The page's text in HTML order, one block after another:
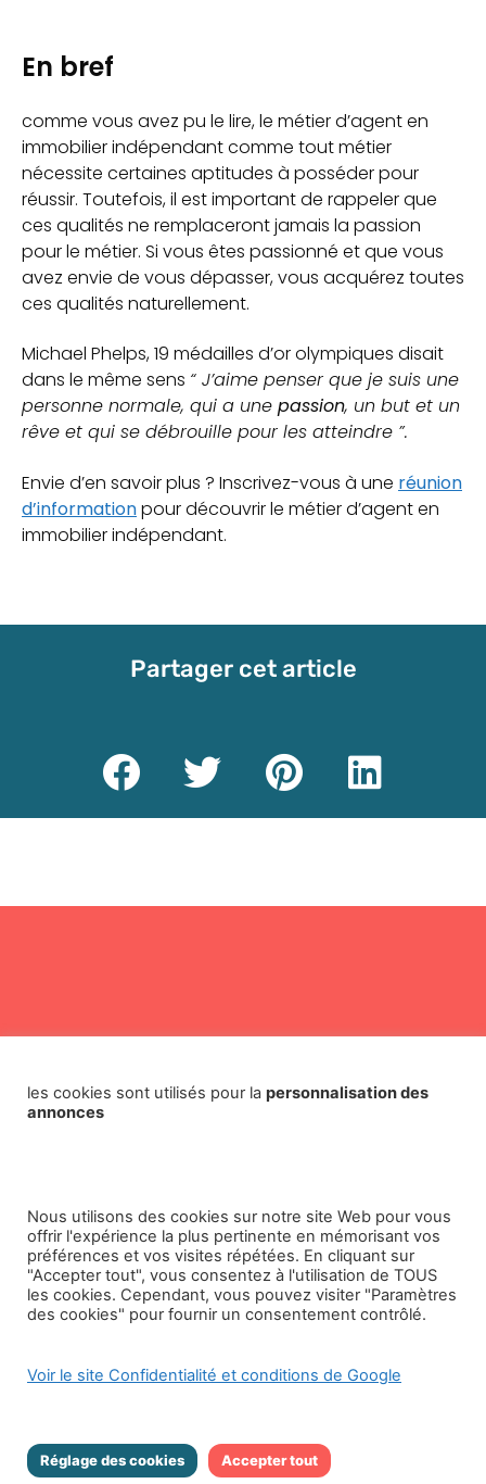
En bref
comme vous avez pu le lire, le métier d’agent en
immobilier indépendant comme tout métier
nécessite certaines aptitudes à posséder pour
réussir. Toutefois, il est important de rappeler que
ces qualités ne remplaceront jamais la passion
pour le métier. Si vous êtes passionné et que vous
avez envie de vous dépasser, vous acquérez toutes
ces qualités naturellement.
Michael Phelps, 19 médailles d’or olympiques disait
dans le même sens “ J’aime penser que je suis une
personne normale, qui a une passion, un but et un
rêve et qui se débrouille pour les atteindre ”.
Envie d’en savoir plus ? Inscrivez-vous à une réunion
d’informationpour découvrir le métier d’agent en
immobilier indépendant.
Partager cet article
Restez informé
avec notre newsletter
J'accepte de recevoir des offres commerciales
de NAOS
NAOS immobilier à stocker et traiter les données
renseignements demandés.
les cookies sont utilisés pour la personnalisation des
annonces
Nous utilisons des cookies sur notre site Web pour vous
offrir l'expérience la plus pertinente en mémorisant vos
préférences et vos visites répétées. En cliquant sur
"Accepter tout", vous consentez à l'utilisation de TOUS
les cookies. Cependant, vous pouvez visiter "Paramètres
des cookies" pour fournir un consentement contrôlé.
Voir le site Confidentialité et conditions de Google
Réglage des cookies Accepter tout